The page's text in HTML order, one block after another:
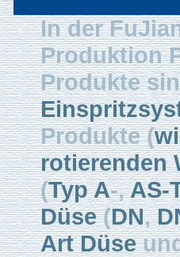
In der
Produktion
Produkte
Produkte (
rotierenden
(Typ A-,AS-
Düse(DN,
Art Düse